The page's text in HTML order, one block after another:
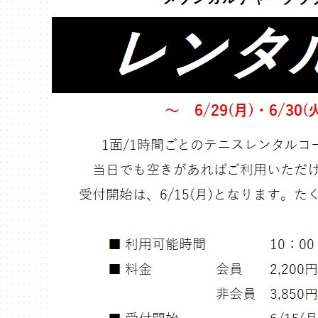
千葉
蘇我
（千葉市中央区）
鳳
（堺市西区）
八尾